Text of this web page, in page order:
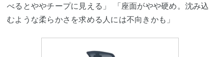
べるとややチープに見える」 「座面がやや硬め。沈み込
むような柔らかさを求める人には不向きかも」